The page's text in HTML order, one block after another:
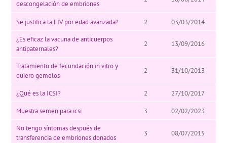
descongelación de embriones
Se justifica la FIV por edad avanzada? 2
03/03/2014
¿Es eficaz la vacuna de anticuerpos
antipaternales?
2 13/09/2016
Tratamiento de fecundación in vitro y
quiero gemelos
2 31/10/2013
¿Qué es la ICSI? 2 27/10/2017
Muestra semen para icsi 3
02/02/2023
No tengo síntomas después de
transferencia de embriones donados
3 08/07/2015